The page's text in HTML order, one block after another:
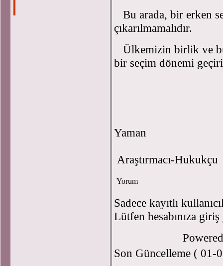
Bu arada, bir erken
çıkarılmamalıdır.
Ülkemizin birlik ve
bir seçim dönemi
Araştırmacı-Hukukçu
Yorum
Sadece kayıtlı
Lütfen hesabınıza
Son Güncelleme ( 01-